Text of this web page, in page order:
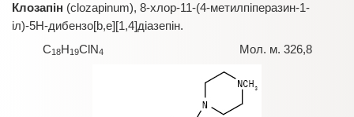
Клозапін (clozapinum), 8-хлор-11-(4-метилпіперазин-1-
іл)-5Н-дибензо[b,e][1,4]діазепін.
C18H19ClN4 Мол. м. 326,8